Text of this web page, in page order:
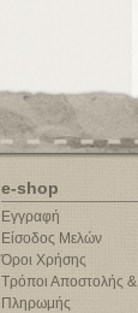
e-shop
Εγγραφή
Είσοδος Μελών
Όροι Χρήσης
Τρόποι Αποστολής &
Πληρωμής